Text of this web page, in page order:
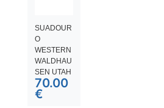
SUADOUR
O
WESTERN
WALDHAU
SEN UTAH
70.00
€